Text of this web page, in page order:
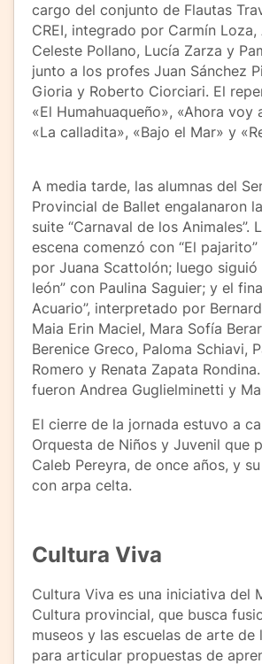
cargo del conjunto de Flautas
CREI, integrado por Carmín Loza,
Celeste Pollano, Lucía Zarza y
junto a los profes Juan Sánchez
Gioria y Roberto Ciorciari. El
«El Humahuaqueño», «Ahora voy
«La calladita», «Bajo el Mar» y
A media tarde, las alumnas del
Provincial de Ballet engalanaron
suite “Carnaval de los Animales”.
escena comenzó con “El
por Juana Scattolón; luego siguió
león” con Paulina Saguier; y el
Acuario”, interpretado por
Maia Erin Maciel, Mara Sofía
Berenice Greco, Paloma Schiavi,
Romero y Renata Zapata
fueron Andrea Guglielminetti y
El cierre de la jornada estuvo a
Orquesta de Niños y Juvenil que
Caleb Pereyra, de once años, y
con arpa celta.
Cultura Viva
Cultura Viva es una iniciativa del
Cultura provincial, que busca
museos y las escuelas de arte de
para articular propuestas de